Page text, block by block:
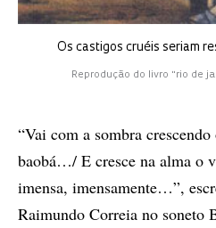
Os castigos cruéis seriam
Reprodução do livro "rio de
“Vai com a sombra
baobá…/ E cresce na alma o
imensa, imensamente…”,
Raimundo Correia no soneto